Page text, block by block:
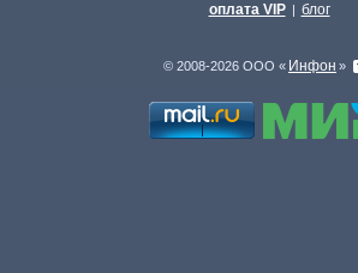
оплата VIP | блог
© 2008-2026 ООО « Инфон »